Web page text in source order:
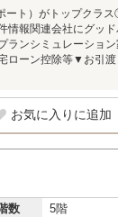
ート）がトップクラ
報関連会社にグッ
ンシミュレーショ
ローン控除等▼お引
お気に入りに追加
数 5階